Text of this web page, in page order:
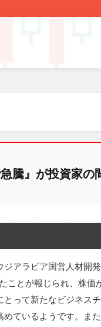
騰』が投資家の
ジアラビア国営人材開
ことが報じられ、株価
とって新たなビジネス
めているようです。ま